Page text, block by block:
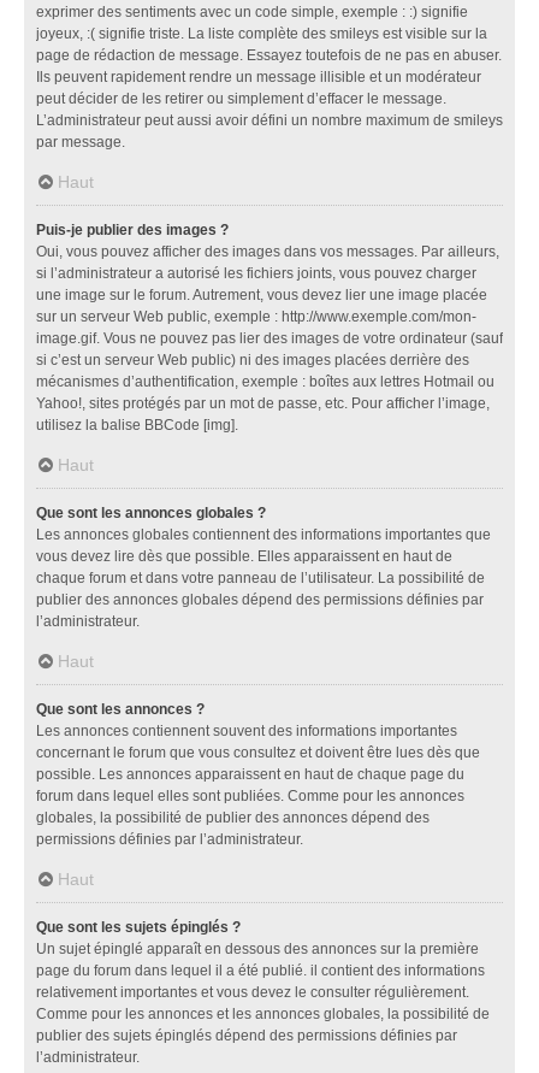
exprimer des sentiments avec un code simple, exemple : :) signifie
joyeux, :( signifie triste. La liste complète des smileys est visible sur la
page de rédaction de message. Essayez toutefois de ne pas en abuser.
Ils peuvent rapidement rendre un message illisible et un modérateur
peut décider de les retirer ou simplement d’effacer le message.
L’administrateur peut aussi avoir défini un nombre maximum de smileys
par message.
Haut
Puis-je publier des images ?
Oui, vous pouvez afficher des images dans vos messages. Par ailleurs,
si l’administrateur a autorisé les fichiers joints, vous pouvez charger
une image sur le forum. Autrement, vous devez lier une image placée
sur un serveur Web public, exemple : http://www.exemple.com/mon-
image.gif. Vous ne pouvez pas lier des images de votre ordinateur (sauf
si c’est un serveur Web public) ni des images placées derrière des
mécanismes d’authentification, exemple : boîtes aux lettres Hotmail ou
Yahoo!, sites protégés par un mot de passe, etc. Pour afficher l’image,
utilisez la balise BBCode [img].
Haut
Que sont les annonces globales ?
Les annonces globales contiennent des informations importantes que
vous devez lire dès que possible. Elles apparaissent en haut de
chaque forum et dans votre panneau de l’utilisateur. La possibilité de
publier des annonces globales dépend des permissions définies par
l’administrateur.
Haut
Que sont les annonces ?
Les annonces contiennent souvent des informations importantes
concernant le forum que vous consultez et doivent être lues dès que
possible. Les annonces apparaissent en haut de chaque page du
forum dans lequel elles sont publiées. Comme pour les annonces
globales, la possibilité de publier des annonces dépend des
permissions définies par l’administrateur.
Haut
Que sont les sujets épinglés ?
Un sujet épinglé apparaît en dessous des annonces sur la première
page du forum dans lequel il a été publié. il contient des informations
relativement importantes et vous devez le consulter régulièrement.
Comme pour les annonces et les annonces globales, la possibilité de
publier des sujets épinglés dépend des permissions définies par
l’administrateur.